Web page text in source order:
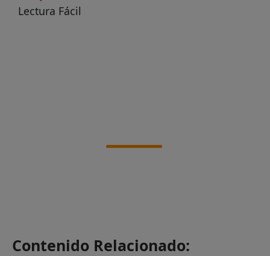
Lectura Fácil
Contenido Relacionado: